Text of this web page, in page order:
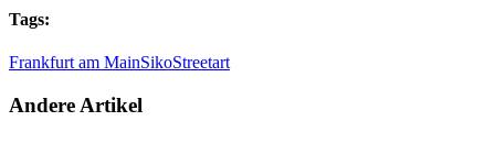
Tags:
Frankfurt am MainSikoStreetart
Andere Artikel